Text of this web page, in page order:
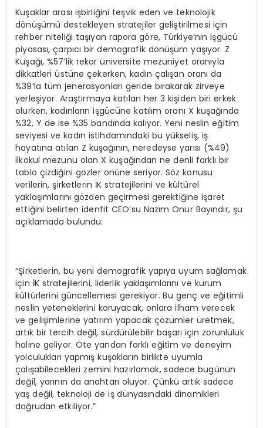
Kuşaklar arası işbirliğini teşvik eden ve teknolojik
dönüşümü destekleyen stratejiler geliştirilmesi için
rehber niteliği taşıyan rapora göre, Türkiye’nin işgücü
piyasası, çarpıcı bir demografik dönüşüm yaşıyor. Z
Kuşağı, %57’lik rekor üniversite mezuniyet oranıyla
dikkatleri üstüne çekerken, kadın çalışan oranı da
%39’la tüm jenerasyonları geride bırakarak zirveye
yerleşiyor. Araştırmaya katılan her 3 kişiden biri erkek
olurken, kadınların işgücüne katılım oranı X kuşağında
%32, Y de ise %35 bandında kalıyor. Yeni neslin eğitim
seviyesi ve kadın istihdamındaki bu yükseliş, iş
hayatına atılan Z kuşağının, neredeyse yarısı (%49)
ilkokul mezunu olan X kuşağından ne denli farklı bir
tablo çizdiğini gözler önüne seriyor. Söz konusu
verilerin, şirketlerin İK stratejilerini ve kültürel
yaklaşımlarını gözden geçirmesi gerektiğine işaret
ettiğini belirten idenfit CEO’su Nazım Onur Bayındır, şu
açıklamada bulundu:
“Şirketlerin, bu yeni demografik yapıya uyum sağlamak
için İK stratejilerini, liderlik yaklaşımlarını ve kurum
kültürlerini güncellemesi gerekiyor. Bu genç ve eğitimli
neslin yeteneklerini koruyacak, onlara ilham verecek
ve gelişimlerine yatırım yapacak çözümler üretmek,
artık bir tercih değil, sürdürülebilir başarı için zorunluluk
haline geliyor. Öte yandan farklı eğitim ve deneyim
yolculukları yapmış kuşakların birlikte uyumla
çalışabilecekleri zemini hazırlamak, sadece bugünün
değil, yarının da anahtarı oluyor. Çünkü artık sadece
yaş değil, teknoloji de iş dünyasındaki dinamikleri
doğrudan etkiliyor.”